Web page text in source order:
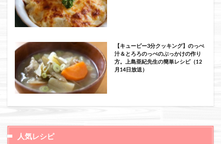
【キューピー3分クッキング】のっぺ
汁＆とろろのっぺのぶっかけの作り
方。上島亜紀先生の簡単レシピ（12
月14日放送）
人気レシピ